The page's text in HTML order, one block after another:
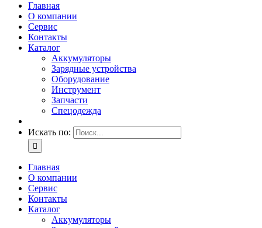
Главная
О компании
Сервис
Контакты
Каталог
Аккумуляторы
Зарядные устройства
Оборудование
Инструмент
Запчасти
Спецодежда
Искать по:
Главная
О компании
Сервис
Контакты
Каталог
Аккумуляторы